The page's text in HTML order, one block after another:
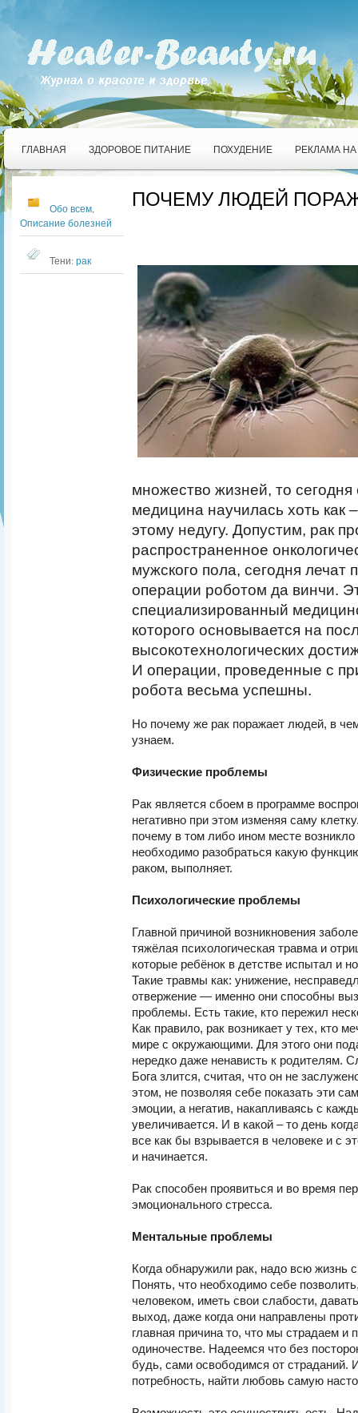
ГЛАВНАЯ ЗДОРОВОЕ ПИТАНИЕ ПОХУДЕНИЕ РЕКЛАМА
Обо всем
Описание болезней
Тени:рак
ПОЧЕМУ ЛЮДЕЙ
множество жизней, то
медицина научилась хоть как
этому недугу. Допустим, рак
распространенное
мужского пола, сегодня лечат
операции роботом да винчи.
специализированный
которого основывается на
высокотехнологических
И операции, проведенные с
робота весьма успешны.
Но почему же рак поражает людей, в
узнаем.
Физические проблемы
Рак является сбоем в программе
негативно при этом изменяя саму
почему в том либо ином месте возникло
необходимо разобраться какую
раком, выполняет.
Психологические проблемы
Главной причиной возникновения
тяжёлая психологическая травма и
которые ребёнок в детстве испытал и
Такие травмы как: унижение,
отвержение — именно они способны
проблемы. Есть такие, кто пережил
Как правило, рак возникает у тех, кто
мире с окружающими. Для этого они
нередко даже ненависть к родителям.
Бога злится, считая, что он не
этом, не позволяя себе показать эти
эмоции, а негатив, накапливаясь с
увеличивается. И в какой – то день
все как бы взрывается в человеке и с
и начинается.
Рак способен проявиться и во время
эмоционального стресса.
Ментальные проблемы
Когда обнаружили рак, надо всю жизнь
Понять, что необходимо себе
человеком, иметь свои слабости,
выход, даже когда они направлены
главная причина то, что мы страдаем и
одиночестве. Надеемся что без
будь, сами освободимся от
потребность, найти любовь самую